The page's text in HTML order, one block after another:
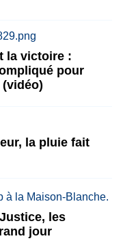
la victoire :
pour
la pluie fait
les
jour